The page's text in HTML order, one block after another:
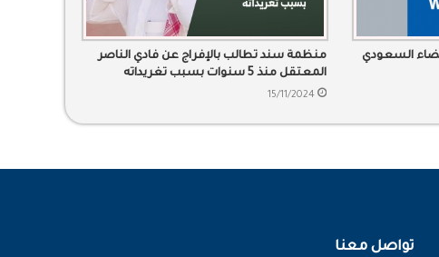
السعودي
منظمة سند تطالب بالإفراج عن فادي الناصر
المعتقل منذ 5 سنوات بسبب تغريداته
15/11/2024
تواصل معنا